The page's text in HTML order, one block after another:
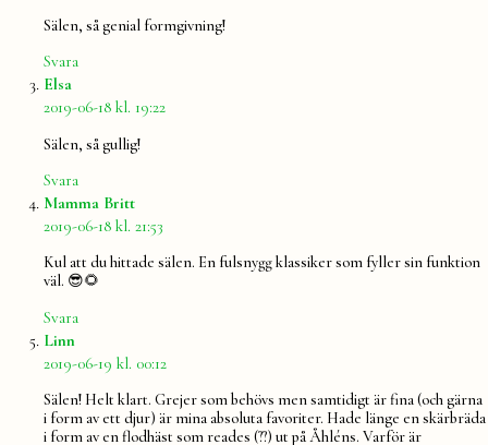
Sälen, så genial formgivning!
Svara
Elsa
2019-06-18 kl. 19:22
Sälen, så gullig!
Svara
Mamma Brittsäger:
2019-06-18 kl. 21:53
Kul att du hittade sälen. En fulsnygg klassiker som fyller sin funktion
väl. 😎🌻
Svara
Linn
2019-06-19 kl. 00:12
Sälen! Helt klart. Grejer som behövs men samtidigt är fina (och gärna
i form av ett djur) är mina absoluta favoriter. Hade länge en skärbräda
i form av en flodhäst som reades (??) ut på Åhléns. Varför är